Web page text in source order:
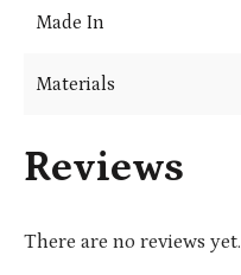
Made In
Materials
Reviews
There are no reviews yet.